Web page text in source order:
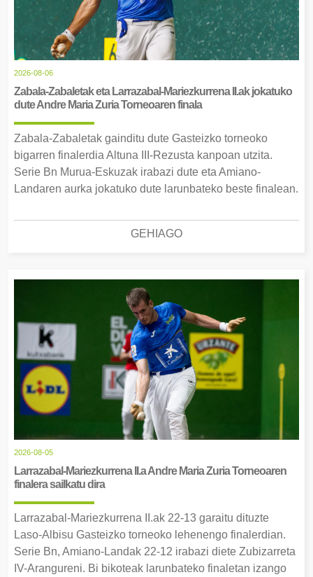
2026-08-06
Zabala-Zabaletak eta Larrazabal-Mariezkurrena II.ak jokatuko
dute Andre Maria Zuria Torneoaren finala
Zabala-Zabaletak gainditu dute Gasteizko torneoko
bigarren finalerdia Altuna III-Rezusta kanpoan utzita.
Serie Bn Murua-Eskuzak irabazi dute eta Amiano-
Landaren aurka jokatuko dute larunbateko beste finalean.
GEHIAGO
2026-08-05
Larrazabal-Mariezkurrena II.a Andre Maria Zuria Torneoaren
finalera sailkatu dira
Larrazabal-Mariezkurrena II.ak 22-13 garaitu dituzte
Laso-Albisu Gasteizko torneoko lehenengo finalerdian.
Serie Bn, Amiano-Landak 22-12 irabazi diete Zubizarreta
IV-Arangureni. Bi bikoteak larunbateko finaletan izango